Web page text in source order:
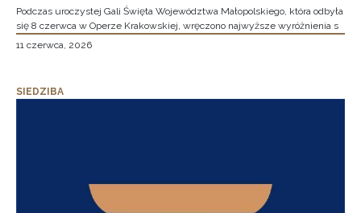
Podczas uroczystej Gali Święta Województwa Małopolskiego, która odbyła
się 8 czerwca w Operze Krakowskiej, wręczono najwyższe wyróżnienia s
11 czerwca, 2026
SIEDZIBA